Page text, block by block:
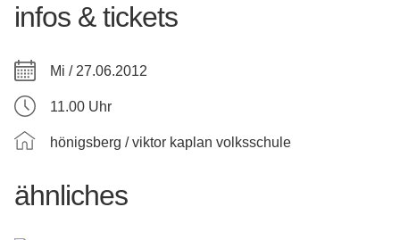
infos & tickets
Mi / 27.06.2012
11.00 Uhr
hönigsberg / viktor kaplan volksschule
ähnliches